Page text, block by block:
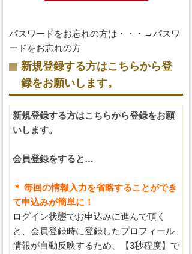
パスワードをお忘れの方は・・・→パスワ
ードをお忘れの方
新規登録する方はこちらから登
録をお願いします。
新規登録する方はこちらから登録をお願
いします。
会員登録をすると…
＊ 毎回の情報入力を省略することができ
て申込みが簡単に！
ログイン状態でお申込みに進んで頂く
と、会員登録時に登録したプロフィール
情報が自動反映するため、【3秒程度】で